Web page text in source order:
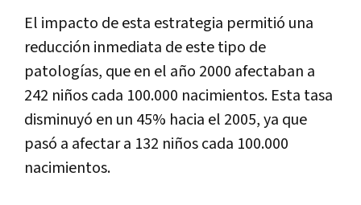
El impacto de esta estrategia permitió una
reducción inmediata de este tipo de
patologías, que en el año 2000 afectaban a
242 niños cada 100.000 nacimientos. Esta tasa
disminuyó en un 45% hacia el 2005, ya que
pasó a afectar a 132 niños cada 100.000
nacimientos.